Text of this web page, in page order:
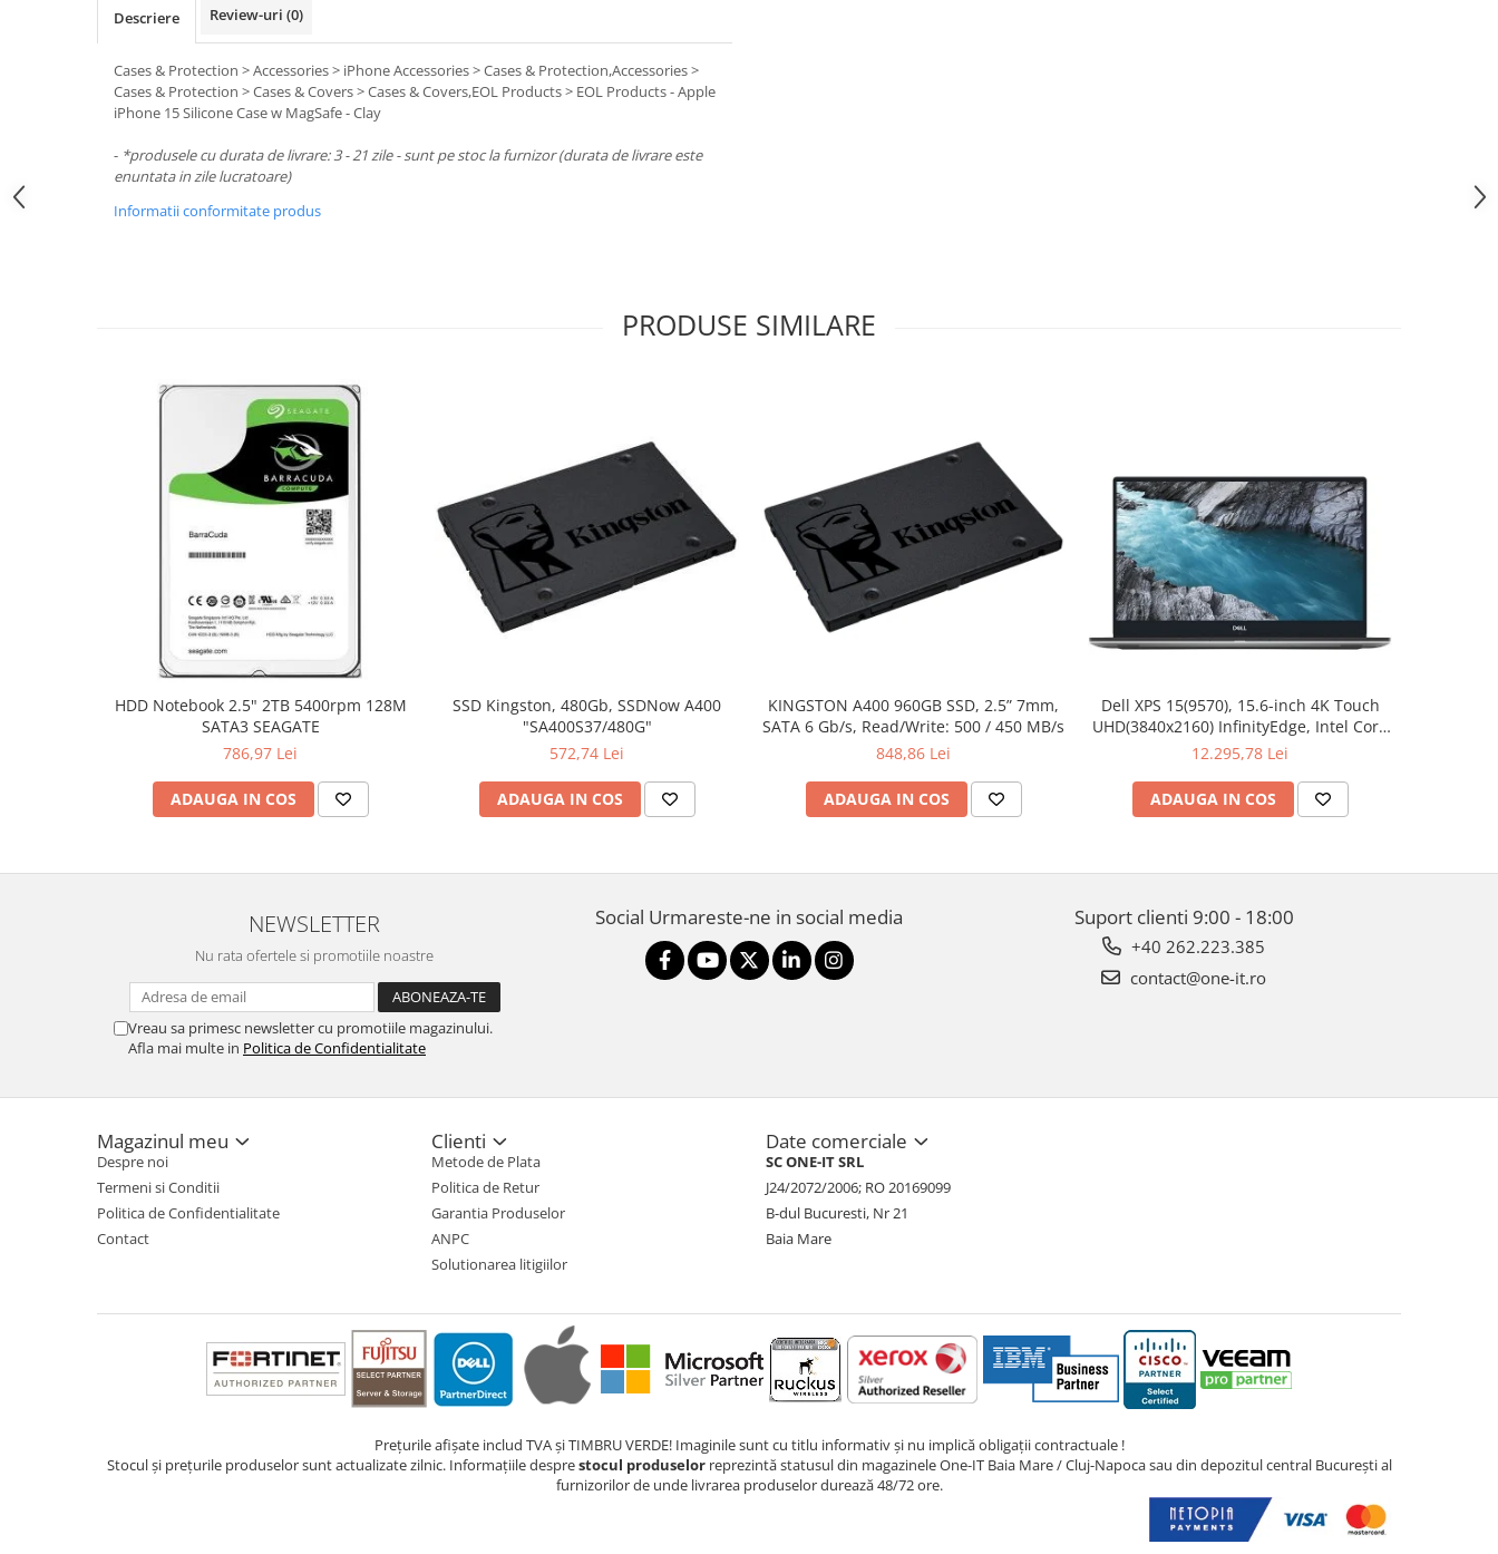
Card Reader
Camere Web
Mouse
Casti
Componente Server
Imprimante 3D
Multiboard & Accessorii
Multimedia
Foto & Video
Sisteme Videoconferinta
Descriere Review-uri (0)
Cases & Protection > Accessories > iPhone Accessories > Cases & Protection,Accessories >
Cases & Protection > Cases & Covers > Cases & Covers,EOL Products > EOL Products - Apple
iPhone 15 Silicone Case w MagSafe - Clay
- *produsele cu durata de livrare: 3 - 21 zile - sunt pe stoc la furnizor (durata de livrare este
enuntata in zile lucratoare)
Informatii conformitate produs
PRODUSE SIMILARE
HDD Notebook 2.5" 2TB 5400rpm 128M
SATA3 SEAGATE
786,97 Lei
ADAUGA IN COS
SSD Kingston, 480Gb, SSDNow A400
"SA400S37/480G"
572,74 Lei
ADAUGA IN COS
KINGSTON A400 960GB SSD, 2.5” 7mm,
SATA 6 Gb/s, Read/Write: 500 / 450 MB/s
848,86 Lei
ADAUGA IN COS
Dell XPS 15(9570), 15.6-inch 4K Touch
UHD(3840x2160) InfinityEdge, Intel Core
i7-8750H, 16GB(2x8GB) DDR4 2666MHz,
1050Ti 4GB, Killer Wifi 802.11ac, BT,
FGPR, Backlit
12.295,78 Lei
ADAUGA IN COS
NEWSLETTER
Nu rata ofertele si promotiile noastre
Vreau sa primesc newsletter cu promotiile magazinului.
Afla mai multe in Politica de Confidentialitate
Social Urmareste-ne in social media Suport clienti 9:00 - 18:00
+40 262.223.385
contact@one-it.ro
Magazinul meu
Despre noi
Termeni si Conditii
Politica de Confidentialitate
Contact
Clienti
Metode de Plata
Politica de Retur
Garantia Produselor
ANPC
Solutionarea litigiilor
Date comerciale
SC ONE-IT SRL
J24/2072/2006; RO 20169099
B-dul Bucuresti, Nr 21
Baia Mare
Prețurile afișate includ TVA și TIMBRU VERDE! Imaginile sunt cu titlu informativ și nu implică obligații contractuale !
Stocul și prețurile produselor sunt actualizate zilnic. Informațiile desprestocul produselorreprezintă statusul din magazinele One-IT Baia Mare / Cluj-Napoca sau din depozitul central București al
furnizorilor de unde livrarea produselor durează 48/72 ore.